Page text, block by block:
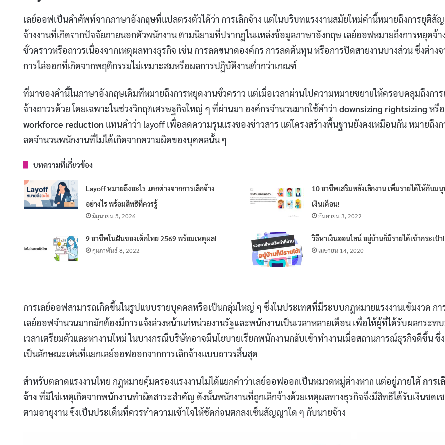
เลย์ออฟเป็นคำศัพท์จากภาษาอังกฤษที่แปลตรงตัวได้ว่า การเลิกจ้าง แต่ในบริบทแรงงานสมัยใหม่คำนี้หมายถึงการยุติสั
จ้างงานที่เกิดจากปัจจัยภายนอกตัวพนักงาน ตามนิยามที่ปรากฏในแหล่งข้อมูลภาษาอังกฤษ เลย์ออฟหมายถึงการหยุดจ้าง
ชั่วคราวหรือถาวรเนื่องจากเหตุผลทางธุรกิจ เช่น การลดขนาดองค์กร การลดต้นทุน หรือการปิดสายงานบางส่วน ซึ่งต่างจ
การไล่ออกที่เกิดจากพฤติกรรมไม่เหมาะสมหรือผลการปฏิบัติงานต่ำกว่าเกณฑ์
ที่มาของคำนี้ในภาษาอังกฤษเดิมทีหมายถึงการหยุดงานชั่วคราว แต่เมื่อเวลาผ่านไปความหมายขยายให้ครอบคลุมถึงกา
จ้างถาวรด้วย โดยเฉพาะในช่วงวิกฤตเศรษฐกิจใหญ่ ๆ ที่ผ่านมา องค์กรจำนวนมากใช้คำว่า downsizing rightsizing หรือ
workforce reduction แทนคำว่า layoff เพื่อลดความรุนแรงของข่าวสาร แต่โครงสร้างพื้นฐานยังคงเหมือนกัน หมายถึงก
ลดจำนวนพนักงานที่ไม่ได้เกิดจากความผิดของบุคคลนั้น ๆ
บทความที่เกี่ยวข้อง
Layoff หมายถึงอะไร แตกต่างจากการเลิกจ้าง
อย่างไร พร้อมสิทธิที่ควรรู้
มิถุนายน 5, 2026
10 อาชีพเสริมหลังเลิกงาน เพิ่มรายได้ให้กับม
เงินเดือน!
กันยายน 3, 2022
9 อาชีพในฝันของเด็กไทย 2569 พร้อมเหตุผล!
กุมภาพันธ์ 8, 2022
วิธีหาเงินออนไลน์ อยู่บ้านก็มีรายได้เข้ากระเป๋า!
เมษายน 14, 2020
การเลย์ออฟสามารถเกิดขึ้นในรูปแบบรายบุคคลหรือเป็นกลุ่มใหญ่ ๆ ซึ่งในประเทศที่มีระบบกฎหมายแรงงานเข้มงวด กา
เลย์ออฟจำนวนมากมักต้องมีการแจ้งล่วงหน้าแก่หน่วยงานรัฐและพนักงานเป็นเวลาหลายเดือน เพื่อให้ผู้ที่ได้รับผลกระท
เวลาเตรียมตัวและหางานใหม่ ในบางกรณีบริษัทอาจมีนโยบายเรียกพนักงานกลับเข้าทำงานเมื่อสถานการณ์ธุรกิจดีขึ้น ซึ่ง
เป็นลักษณะเด่นที่แยกเลย์ออฟออกจากการเลิกจ้างแบบถาวรสิ้นสุด
สำหรับตลาดแรงงานไทย กฎหมายคุ้มครองแรงงานไม่ได้แยกคำว่าเลย์ออฟออกเป็นหมวดหมู่ต่างหาก แต่อยู่ภายใต้การเ
จ้าง ที่มิใช่เหตุเกิดจากพนักงานทำผิดสาระสำคัญ ดังนั้นพนักงานที่ถูกเลิกจ้างด้วยเหตุผลทางธุรกิจจึงมีสิทธิได้รับเงินชดเ
ตามอายุงาน ซึ่งเป็นประเด็นที่ควรทำความเข้าใจให้ชัดก่อนตกลงเซ็นสัญญาใด ๆ กับนายจ้าง